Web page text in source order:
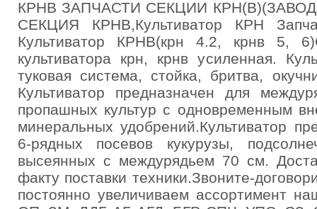
КРНВ ЗАПЧАСТИ СЕКЦИИ
СЕКЦИЯ КРНВ,Культиватор КРН
Культиватор КРНВ(крн 4.2, крнв 5,
культиватора крн, крнв усиленная.
туковая система, стойка, бритва,
Культиватор предназначен для
пропашных культур с одновременным
минеральных удобрений.Культиватор
6-рядных посевов кукурузы,
высеянных с междурядьем 70 см.
факту поставки техники.Звоните-
постоянно увеличиваем ассортимент